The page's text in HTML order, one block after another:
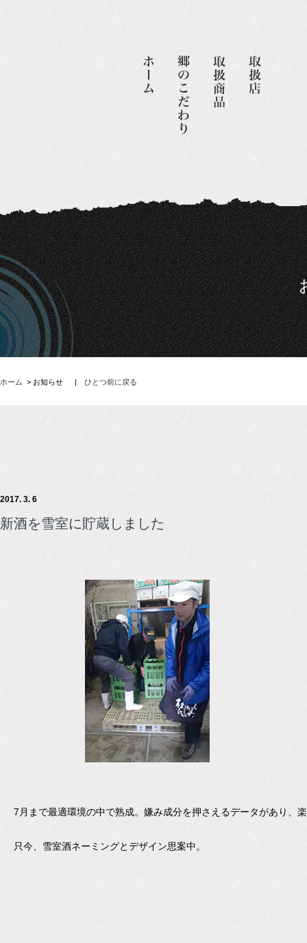
ホーム > お知らせ | ひとつ前に戻る
2017. 3. 6
新酒を雪室に貯蔵しました
7月まで最適環境の中で熟成。嫌み成分を押さえるデータがあり、
只今、雪室酒ネーミングとデザイン思案中。